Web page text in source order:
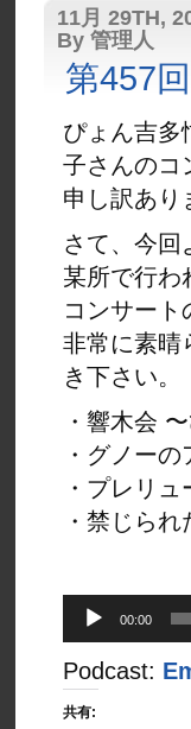
11月 29TH,
By 管理人
第457
ぴょん吉多
子さんのコ
申し訳あり
さて、今回
某所で行わ
コンサート
非常に素晴
き下さい。
・響木会
・グノー
・プレリュ
・禁じられ
ヤ
ー
00:00
Podcast:
共有: